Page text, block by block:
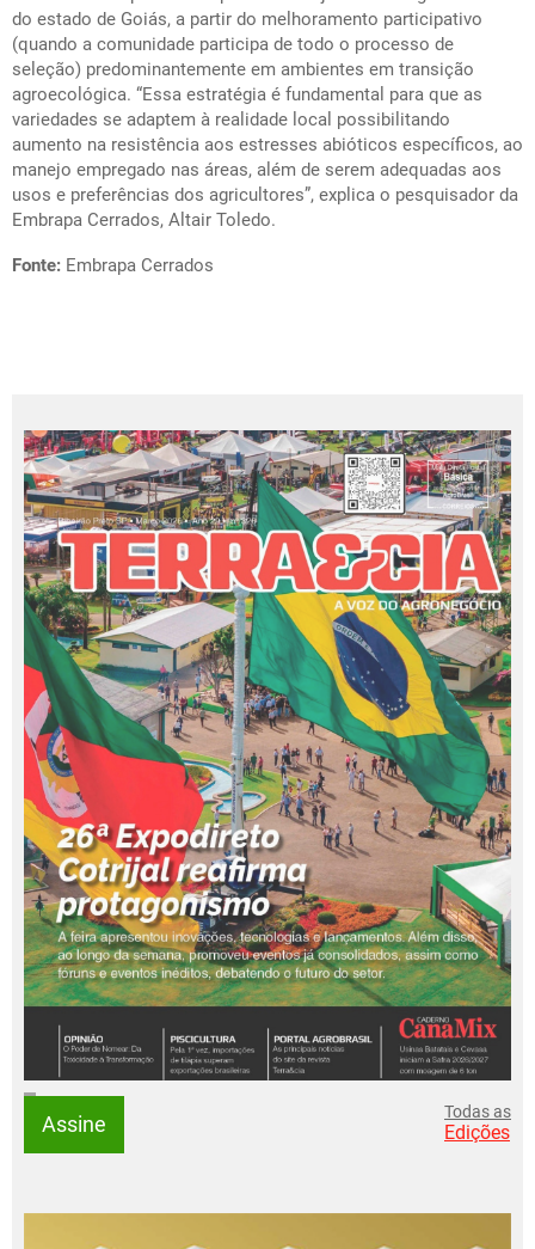
do estado de Goiás, a partir do melhoramento participativo
(quando a comunidade participa de todo o processo de
seleção) predominantemente em ambientes em transição
agroecológica. “Essa estratégia é fundamental para que as
variedades se adaptem à realidade local possibilitando
aumento na resistência aos estresses abióticos específicos, ao
manejo empregado nas áreas, além de serem adequadas aos
usos e preferências dos agricultores”, explica o pesquisador da
Embrapa Cerrados, Altair Toledo.
Fonte: Embrapa Cerrados
Assine Todas as
Edições